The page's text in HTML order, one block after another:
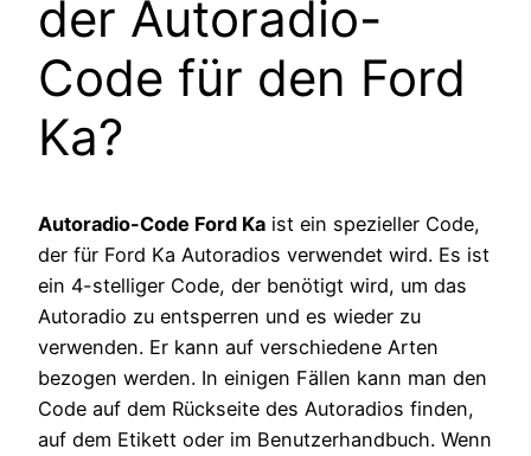
der Autoradio-
Code für den Ford
Ka?
Autoradio-Code Ford Ka ist ein spezieller Code,
der für Ford Ka Autoradios verwendet wird. Es ist
ein 4-stelliger Code, der benötigt wird, um das
Autoradio zu entsperren und es wieder zu
verwenden. Er kann auf verschiedene Arten
bezogen werden. In einigen Fällen kann man den
Code auf dem Rückseite des Autoradios finden,
auf dem Etikett oder im Benutzerhandbuch. Wenn